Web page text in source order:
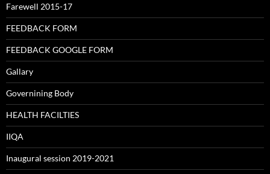
Farewell 2015-17
FEEDBACK FORM
FEEDBACK GOOGLE FORM
Gallary
Governining Body
HEALTH FACILTIES
IIQA
Inaugural session 2019-2021